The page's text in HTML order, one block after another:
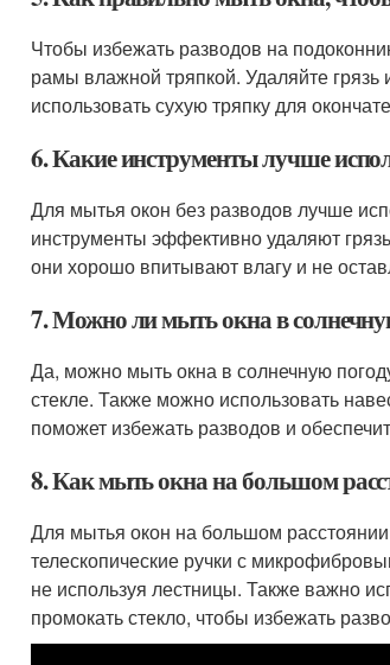
Чтобы избежать разводов на
рамы влажной тряпкой. Удаляйте
использовать сухую тряпку для
6. Какие инструменты лучше
Для мытья окон без разводов лучше
инструменты эффективно удаляют
они хорошо впитывают влагу и не
7. Можно ли мыть окна в
Да, можно мыть окна в солнечную
стекле. Также можно использовать
поможет избежать разводов и
8. Как мыть окна на большом
Для мытья окон на большом
телескопические ручки с
не используя лестницы. Также важно
промокать стекло, чтобы избежать